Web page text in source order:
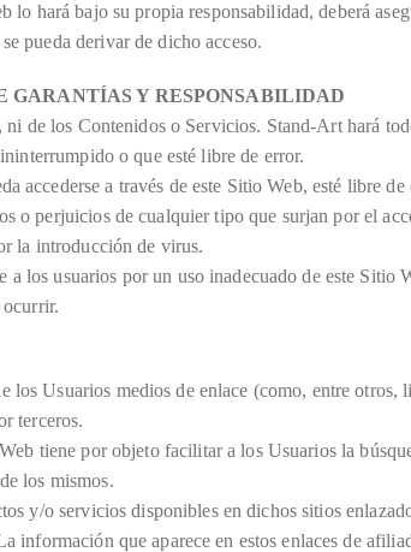
hará bajo su propia responsabilidad, deberá
pueda derivar de dicho acceso.
GARANTÍAS Y RESPONSABILIDAD
de los Contenidos o Servicios. Stand-Art hará
o que esté libre de error.
accederse a través de este Sitio Web, esté libre
o perjuicios de cualquier tipo que surjan por el
la introducción de virus.
los usuarios por un uso inadecuado de este
Usuarios medios de enlace (como, entre
terceros.
tiene por objeto facilitar a los Usuarios la
los mismos.
y/o servicios disponibles en dichos sitios
que aparece en estos enlaces de